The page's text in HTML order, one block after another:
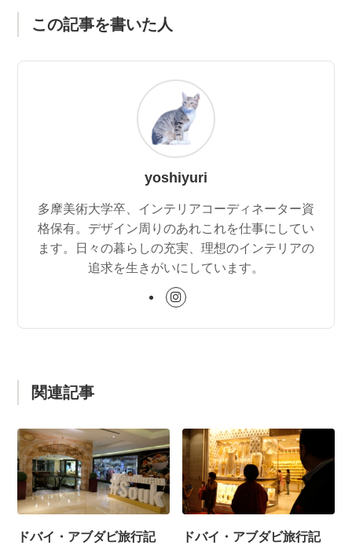
この記事を書いた人
yoshiyuri
多摩美術大学卒、インテリアコーディネーター資
格保有。デザイン周りのあれこれを仕事にしてい
ます。日々の暮らしの充実、理想のインテリアの
追求を生きがいにしています。
関連記事
ドバイ・アブダビ旅行記
ドバイ・アブダビ旅行記